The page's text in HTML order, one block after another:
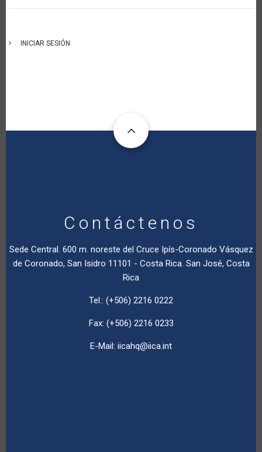
INICIAR SESIÓN
Contáctenos
Sede Central. 600 m. noreste del Cruce Ipís-Coronado Vásquez
de Coronado, San Isidro 11101 - Costa Rica. San José, Costa
Rica
Tel.: (+506) 2216 0222
Fax: (+506) 2216 0233
E-Mail: iicahq@iica.int